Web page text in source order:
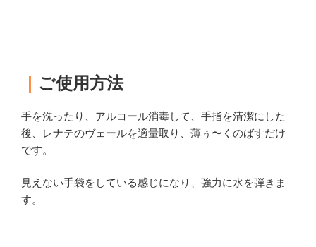
ご使用方法
手を洗ったり、アルコール消毒して、手指を清潔にした
後、レナテのヴェールを適量取り、薄ぅ〜くのばすだけ
です。
見えない手袋をしている感じになり、強力に水を弾きま
す。